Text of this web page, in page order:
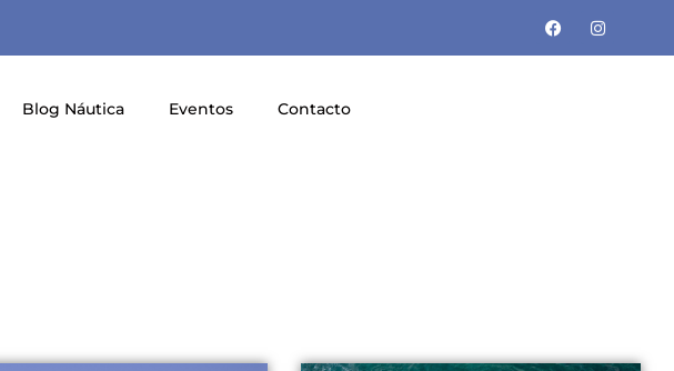
Blog Náutica Eventos Contacto